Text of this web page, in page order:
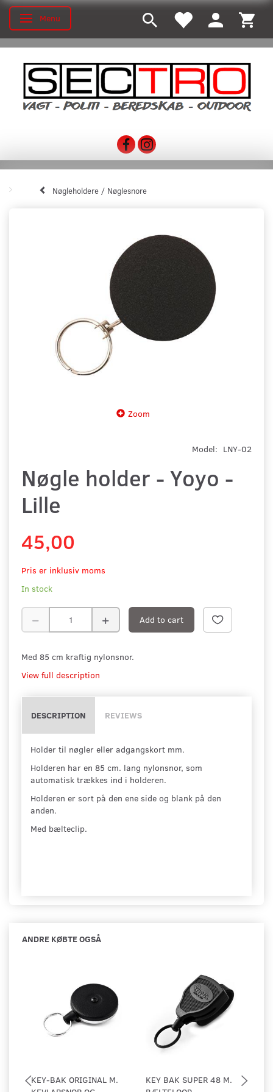
Toggle navigation
Menu
Nøgleholdere / Nøglesnore
Zoom
Model: LNY-02
Nøgle holder - Yoyo -
Lille
45,00
Pris er inklusiv moms
In stock
Add to cart
Med 85 cm kraftig nylonsnor.
View full description
DESCRIPTION REVIEWS
Holder til nøgler eller adgangskort mm.
Holderen har en 85 cm. lang nylonsnor, som
automatisk trækkes ind i holderen.
Holderen er sort på den ene side og blank på den
anden.
Med bælteclip.
ANDRE KØBTE OGSÅ
KEY-BAK ORIGINAL M.
KEY BAK SUPER 48 M.